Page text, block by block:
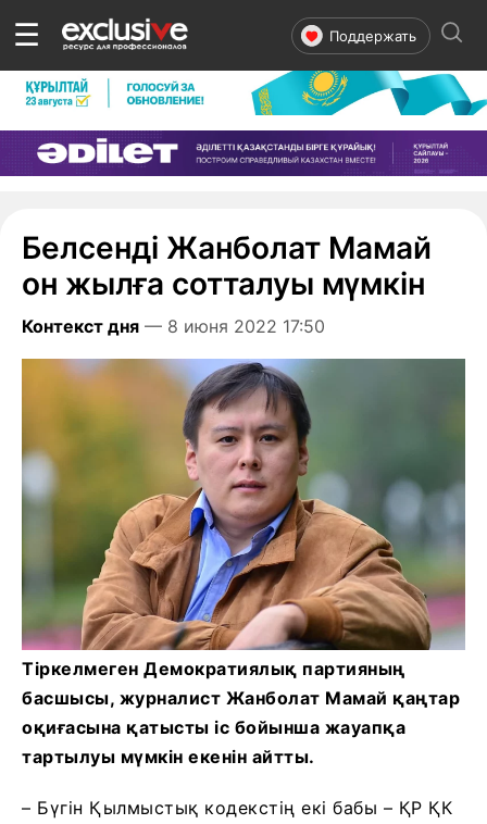
☰ Поддержать
Белсенді Жанболат Мамай
он жылға сотталуы мүмкін
Контекст дня — 8 июня 2022 17:50
Тіркелмеген Демократиялық партияның
басшысы, журналист Жанболат Мамай қаңтар
оқиғасына қатысты іс бойынша жауапқа
тартылуы мүмкін екенін айтты.
– Бүгін Қылмыстық кодекстің екі бабы – ҚР ҚК